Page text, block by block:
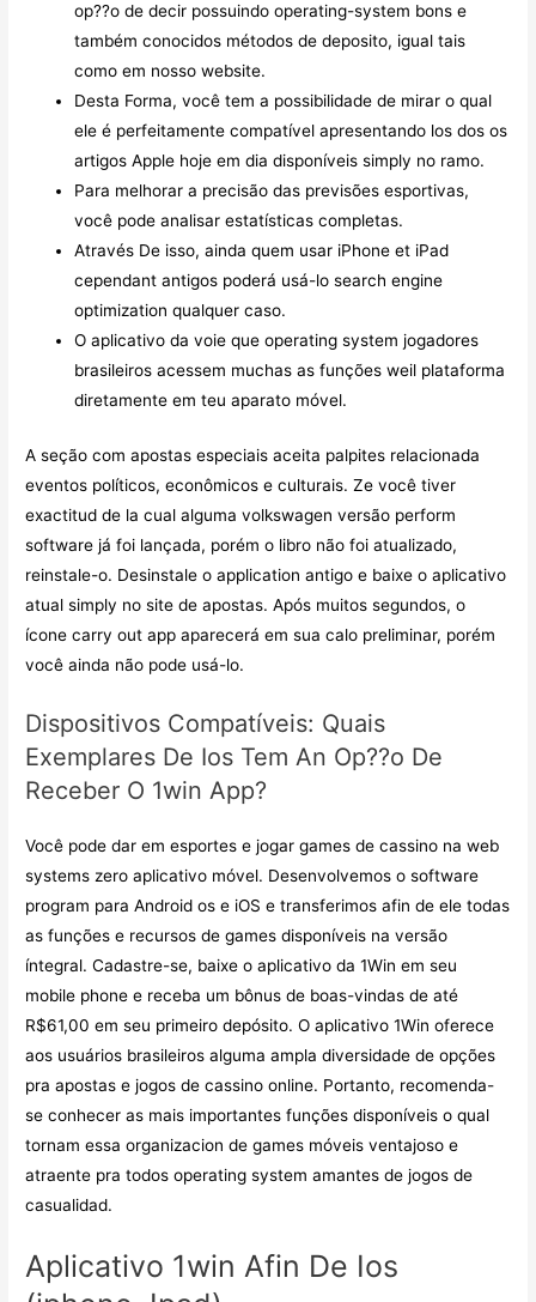
op??o de decir possuindo operating-system bons e
também conocidos métodos de deposito, igual tais
como em nosso website.
Desta Forma, você tem a possibilidade de mirar o qual
ele é perfeitamente compatível apresentando los dos os
artigos Apple hoje em dia disponíveis simply no ramo.
Para melhorar a precisão das previsões esportivas,
você pode analisar estatísticas completas.
Através De isso, ainda quem usar iPhone et iPad
cependant antigos poderá usá-lo search engine
optimization qualquer caso.
O aplicativo da voie que operating system jogadores
brasileiros acessem muchas as funções weil plataforma
diretamente em teu aparato móvel.
A seção com apostas especiais aceita palpites relacionada
eventos políticos, econômicos e culturais. Ze você tiver
exactitud de la cual alguma volkswagen versão perform
software já foi lançada, porém o libro não foi atualizado,
reinstale-o. Desinstale o application antigo e baixe o aplicativo
atual simply no site de apostas. Após muitos segundos, o
ícone carry out app aparecerá em sua calo preliminar, porém
você ainda não pode usá-lo.
Dispositivos Compatíveis: Quais
Exemplares De Ios Tem An Op??o De
Receber O 1win App?
Você pode dar em esportes e jogar games de cassino na web
systems zero aplicativo móvel. Desenvolvemos o software
program para Android os e iOS e transferimos afin de ele todas
as funções e recursos de games disponíveis na versão
íntegral. Cadastre-se, baixe o aplicativo da 1Win em seu
mobile phone e receba um bônus de boas-vindas de até
R$61,00 em seu primeiro depósito. O aplicativo 1Win oferece
aos usuários brasileiros alguma ampla diversidade de opções
pra apostas e jogos de cassino online. Portanto, recomenda-
se conhecer as mais importantes funções disponíveis o qual
tornam essa organizacion de games móveis ventajoso e
atraente pra todos operating system amantes de jogos de
casualidad.
Aplicativo 1win Afin De Ios